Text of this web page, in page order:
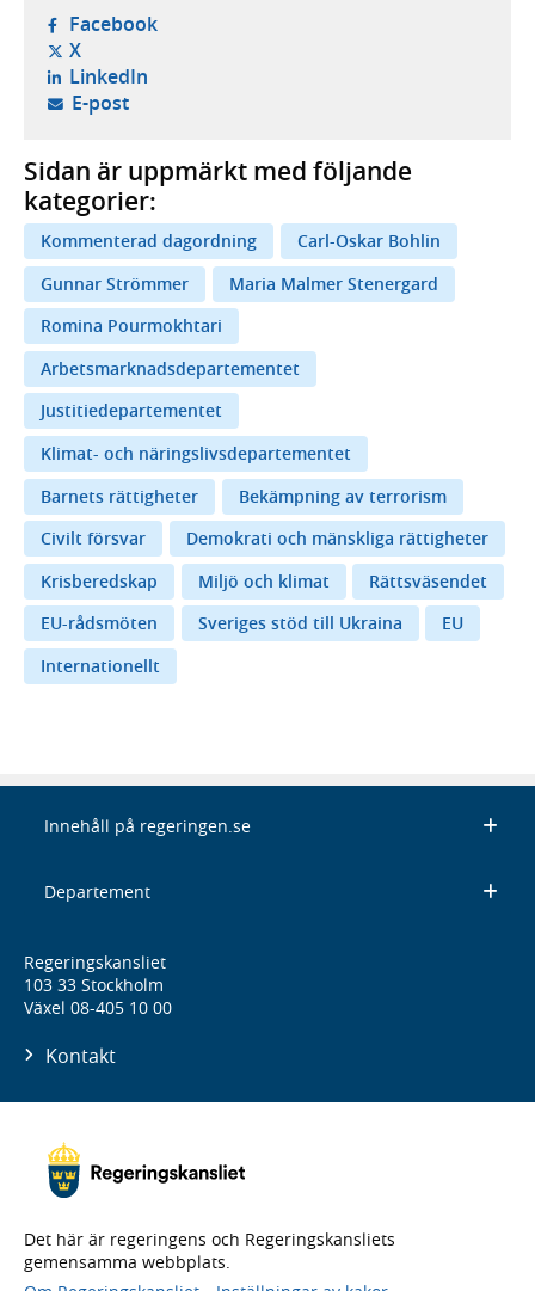
Facebook- öppnas i ny flik, extern webbplats,
X- öppnas i ny flik, extern webbplats,
LinkedIn- öppnas i ny flik, extern webbplats,
E-post- öppnar din e-postklient,
Sidan är uppmärkt med följande
kategorier:
Kommenterad dagordning
Carl-Oskar Bohlin
Gunnar Strömmer
Maria Malmer Stenergard
Romina Pourmokhtari
Arbetsmarknadsdepartementet
Justitiedepartementet
Klimat- och näringslivsdepartementet
Barnets rättigheter
Bekämpning av terrorism
Civilt försvar
Demokrati och mänskliga rättigheter
Krisberedskap
Miljö och klimat
Rättsväsendet
EU-rådsmöten
Sveriges stöd till Ukraina
EU
Internationellt
Innehåll på regeringen.se
Departement
Regeringskansliet
103 33 Stockholm
Växel 08-405 10 00
Kontakt
Det här är regeringens och Regeringskansliets
gemensamma webbplats.